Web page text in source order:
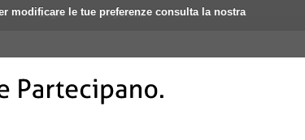
modificare le tue preferenze consulta la nostra
Login Registrati